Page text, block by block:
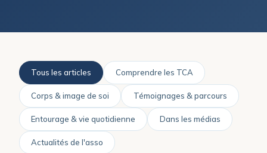
Tous les articles Comprendre les TCA
Corps & image de soi Témoignages & parcours
Entourage & vie quotidienne Dans les médias
Actualités de l'asso